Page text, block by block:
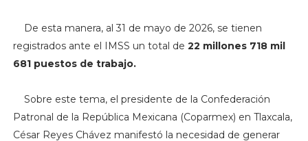
De esta manera, al 31 de mayo de 2026, se tienen
registrados ante el IMSS un total de 22 millones 718 mil
681 puestos de trabajo.
Sobre este tema, el presidente de la Confederación
Patronal de la República Mexicana (Coparmex) en Tlaxcala,
César Reyes Chávez manifestó la necesidad de generar